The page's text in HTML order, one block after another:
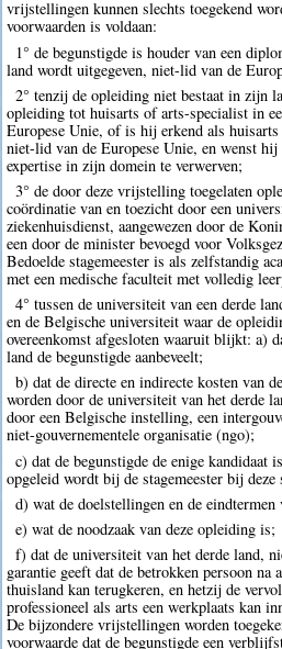
vrijstellingen kunnen slechts toegekend
voorwaarden is voldaan:
1° de begunstigde is houder van een
land wordt uitgegeven, niet-lid van de
2° tenzij de opleiding niet bestaat in zijn
opleiding tot huisarts of arts-specialist in
Europese Unie, of is hij erkend als
niet-lid van de Europese Unie, en wenst
expertise in zijn domein te verwerven;
3° de door deze vrijstelling toegelaten
coördinatie van en toezicht door een
ziekenhuisdienst, aangewezen door de
een door de minister bevoegd voor
Bedoelde stagemeester is als zelfstandig
met een medische faculteit met volledig
4° tussen de universiteit van een derde
en de Belgische universiteit waar de
overeenkomst afgesloten waaruit blijkt: a)
land de begunstigde aanbeveelt;
b) dat de directe en indirecte kosten van
worden door de universiteit van het derde
door een Belgische instelling, een
niet-gouvernementele organisatie (ngo);
c) dat de begunstigde de enige kandidaat
opgeleid wordt bij de stagemeester bij deze
d) wat de doelstellingen en de eindtermen
e) wat de noodzaak van deze opleiding is;
f) dat de universiteit van het derde land,
garantie geeft dat de betrokken persoon na
thuisland kan terugkeren, en hetzij de
professioneel als arts een werkplaats kan
De bijzondere vrijstellingen worden
voorwaarde dat de begunstigde een